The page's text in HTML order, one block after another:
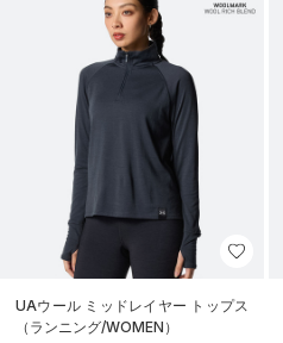
UAウール ミッドレイヤー トップス
（ランニング/WOMEN）